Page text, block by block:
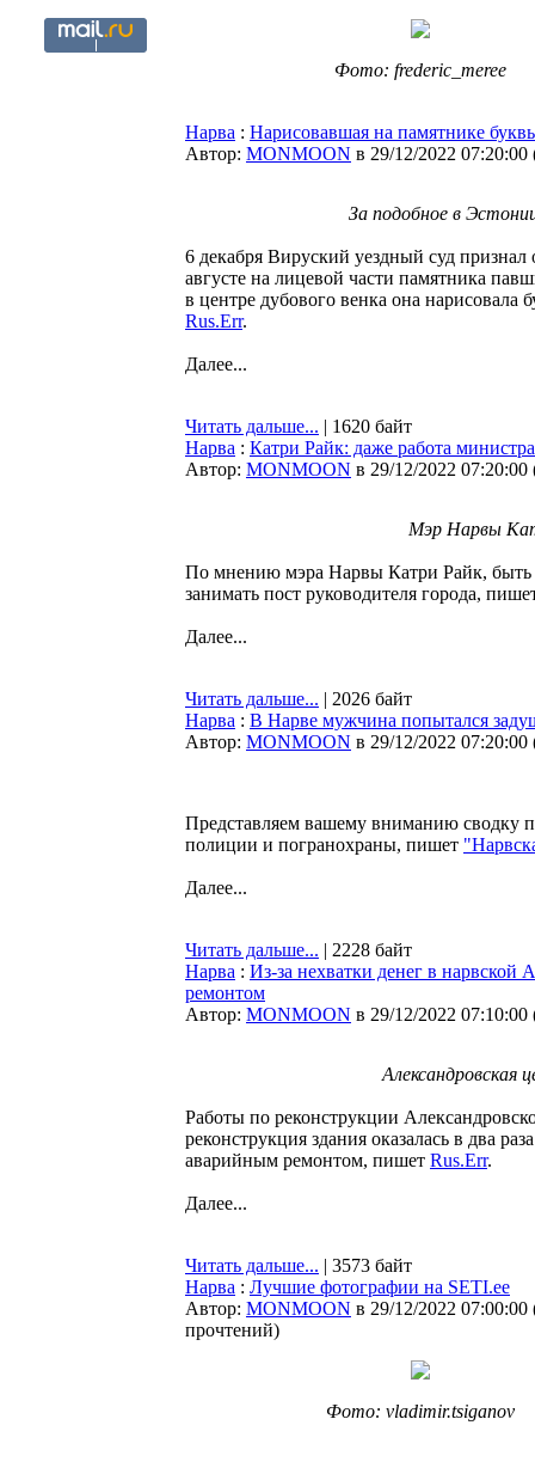
Фото: frederic_meree
Нарва : Нарисовавшая на памятнике
Автор: MONMOON в 29/12/2022 07:20:00
За подобное в
6 декабря Вируский уездный суд
августе на лицевой части памятника
в центре дубового венка она нарисовала
Rus.Err.
Далее...
Читать дальше... | 1620 байт
Нарва : Катри Райк: даже работа
Автор: MONMOON в 29/12/2022 07:20:00
Мэр Нарвы
По мнению мэра Нарвы Катри Райк, быть
занимать пост руководителя города,
Далее...
Читать дальше... | 2026 байт
Нарва : В Нарве мужчина попытался
Автор: MONMOON в 29/12/2022 07:20:00
Представляем вашему вниманию сводку
полиции и погранохраны, пишет
Далее...
Читать дальше... | 2228 байт
Нарва : Из-за нехватки денег в нарвской
ремонтом
Автор: MONMOON в 29/12/2022 07:10:00
Александровская
Работы по реконструкции
реконструкция здания оказалась в два
аварийным ремонтом, пишет Rus.Err.
Далее...
Читать дальше... | 3573 байт
Нарва : Лучшие фотографии на SETI.ee
Автор: MONMOON в 29/12/2022 07:00:00
прочтений)
Фото: vladimir.tsiganov